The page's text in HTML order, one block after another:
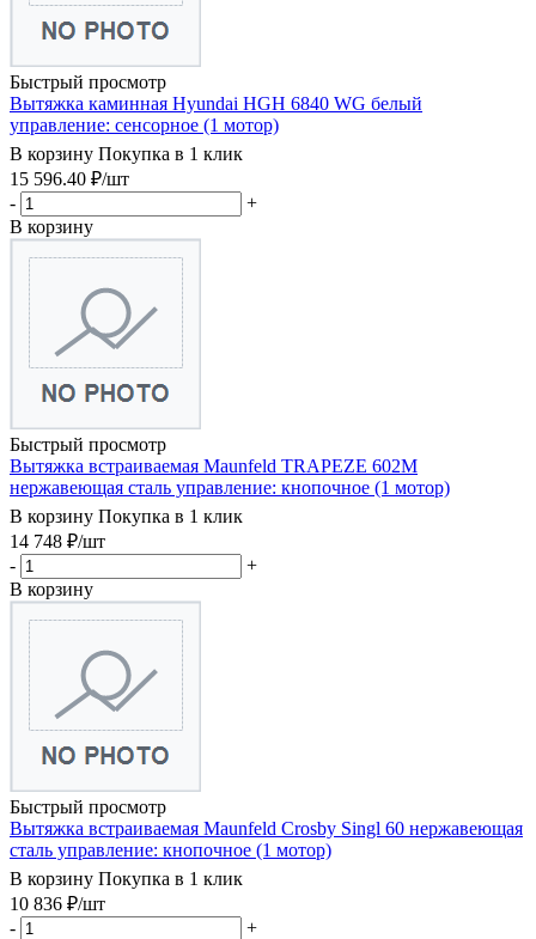
Быстрый просмотр
Вытяжка каминная Hyundai HGH 6840 WG белый
управление: сенсорное (1 мотор)
В корзину Покупка в 1 клик
15 596.40 ₽/шт
-
+
В корзину
Быстрый просмотр
Вытяжка встраиваемая Maunfeld TRAPEZE 602M
нержавеющая сталь управление: кнопочное (1 мотор)
В корзину Покупка в 1 клик
14 748 ₽/шт
-
+
В корзину
Быстрый просмотр
Вытяжка встраиваемая Maunfeld Crosby Singl 60 нержавеющая
сталь управление: кнопочное (1 мотор)
В корзину Покупка в 1 клик
10 836 ₽/шт
-
+